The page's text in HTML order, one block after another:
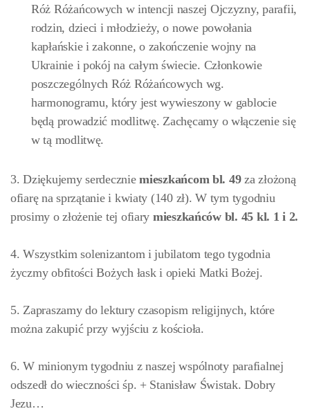
Róż Różańcowych w intencji naszej Ojczyzny, parafii,
rodzin, dzieci i młodzieży, o nowe powołania
kapłańskie i zakonne, o zakończenie wojny na
Ukrainie i pokój na całym świecie. Członkowie
poszczególnych Róż Różańcowych wg.
harmonogramu, który jest wywieszony w gablocie
będą prowadzić modlitwę. Zachęcamy o włączenie się
w tą modlitwę.
3. Dziękujemy serdeczniemieszkańcom bl. 49za złożoną
ofiarę na sprzątanie i kwiaty (140 zł). W tym tygodniu
prosimy o złożenie tej ofiary mieszkańców bl. 45 kl. 1 i 2.
4. Wszystkim solenizantom i jubilatom tego tygodnia
życzmy obfitości Bożych łask i opieki Matki Bożej.
5. Zapraszamy do lektury czasopism religijnych, które
można zakupić przy wyjściu z kościoła.
6. W minionym tygodniu z naszej wspólnoty parafialnej
odszedł do wieczności śp. + Stanisław Świstak. Dobry
Jezu…